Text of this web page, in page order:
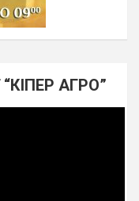
“КІПЕР АГРО”